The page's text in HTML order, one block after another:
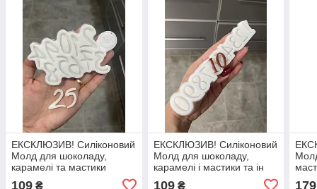
ЕКСКЛЮЗИВ! Силіконовий
Молд для шоколаду,
карамелі та мастики
109 ₴
ЕКСКЛЮЗИВ! Силіконовий
Молд для шоколаду,
карамелі і мастики та ін
109₴ 179